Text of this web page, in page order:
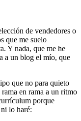
de vendedores o
que me suelo
Y nada, que me he
a un blog el mío, que
que no para quieto
en rama a un ritmo
porque
lo haré: